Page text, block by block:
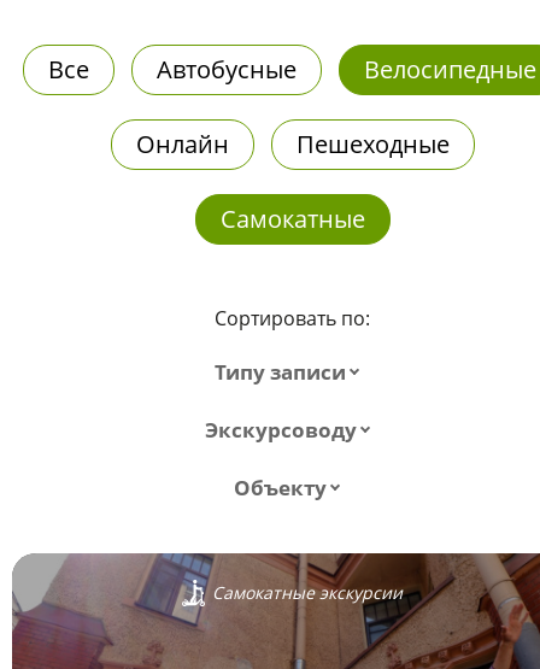
Все Автобусные Велосипедные
Онлайн Пешеходные
Самокатные
Сортировать по:
Типу записи
Экскурсоводу
Объекту
Самокатные экскурсии